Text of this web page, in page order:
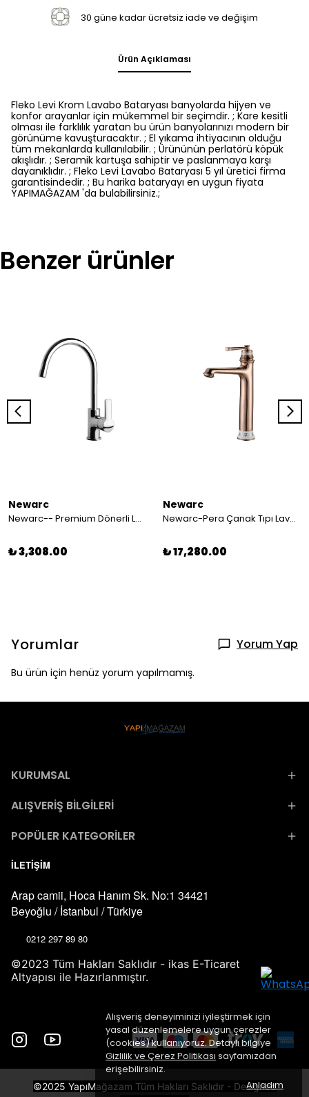
Alışveriş deneyiminizi iyileştirmek için
yasal düzenlemelere uygun çerezler
(cookies) kullanıyoruz. Detaylı bilgiye
Gizlilik ve Çerez Politikası sayfamızdan
erişebilirsiniz.
Anladım
30 güne kadar ücretsiz iade ve değişim
Ürün Açıklaması
Fleko Levi Krom Lavabo Bataryası banyolarda hijyen ve
konfor arayanlar için mükemmel bir seçimdir. ; Kare kesitli
olması ile farklılık yaratan bu ürün banyolarınızı modern bir
görünüme kavuşturacaktır. ; El yıkama ihtiyacının olduğu
tüm mekanlarda kullanılabilir. ; Ürününün perlatörü köpük
akışlıdır. ; Seramik kartuşa sahiptir ve paslanmaya karşı
dayanıklıdır. ; Fleko Levi Lavabo Bataryası 5 yıl üretici firma
garantisindedir. ; Bu harika bataryayı en uygun fiyata
YAPIMAĞAZAM 'da bulabilirsiniz.;
Benzer ürünler
Newarc
Newarc-- Premium Dönerli Lavabo Bataryası - 832581 467122
₺ 3,308.00
Newarc
Newarc-Pera Çanak Tıpı Lavabo Bataryası - Parlak Bakır 961005
₺ 17,280.00
Yorumlar Yorum Yap
Bu ürün için henüz yorum yapılmamış.
KURUMSAL
ALIŞVERİŞ BİLGİLERİ
POPÜLER KATEGORİLER
İLETİŞİM
Arap camii, Hoca Hanım Sk. No:1 34421
Beyoğlu / İstanbul / Türkiye
0212 297 89 80
©2023 Tüm Hakları Saklıdır - ikas E-Ticaret
Altyapısı ile Hazırlanmıştır.
©2025 YapıMağazam Tüm Hakları Saklıdır - Designed